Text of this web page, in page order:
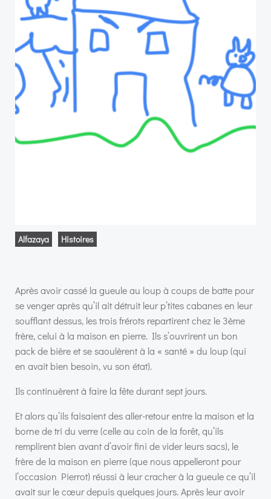
Alfazaya Histoires
Après avoir cassé la gueule au loup à coups de batte pour
se venger après qu’il ait détruit leur p’tites cabanes en leur
soufflant dessus, les trois frérots repartirent chez le 3ème
frère, celui à la maison en pierre. Ils s’ouvrirent un bon
pack de bière et se saoulèrent à la « santé » du loup (qui
en avait bien besoin, vu son état).
Ils continuèrent à faire la fête durant sept jours.
Et alors qu’ils faisaient des aller-retour entre la maison et la
borne de tri du verre (celle au coin de la forêt, qu’ils
remplirent bien avant d’avoir fini de vider leurs sacs), le
frère de la maison en pierre (que nous appelleront pour
l’occasion Pierrot) réussi à leur cracher à la gueule ce qu’il
avait sur le cœur depuis quelques jours. Après leur avoir